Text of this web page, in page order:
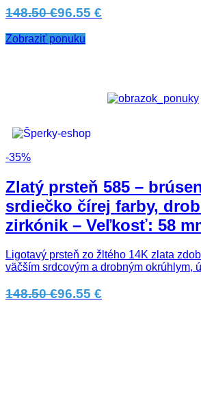
148.50 €96.55 €
Zobraziť ponuku
-35%
Zlatý prsteň 585 –
srdiečko čírej farby,
zirkónik – Veľkosť: 58
Ligotavý prsteň zo žltého 14K zlata
väčším srdcovým a drobným okrúhlym,
148.50 €96.55 €